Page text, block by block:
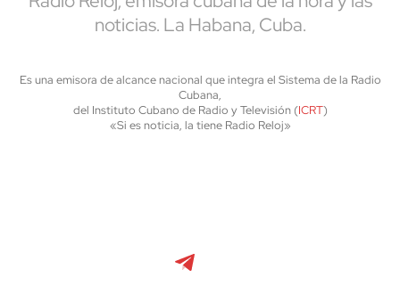
noticias. La Habana, Cuba.
Es una emisora de alcance nacional que integra el Sistema de la Radio
Cubana,
del Instituto Cubano de Radio y Televisión (ICRT)
«Si es noticia, la tiene Radio Reloj»